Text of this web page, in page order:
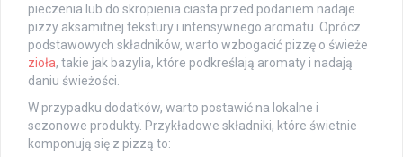
pieczenia lub do skropienia ciasta przed podaniem nadaje
pizzy aksamitnej tekstury i intensywnego aromatu. Oprócz
podstawowych składników, warto wzbogacić pizzę o świeże
zioła, takie jak bazylia, które podkreślają aromaty i nadają
daniu świeżości.
W przypadku dodatków, warto postawić na lokalne i
sezonowe produkty. Przykładowe składniki, które świetnie
komponują się z pizzą to: